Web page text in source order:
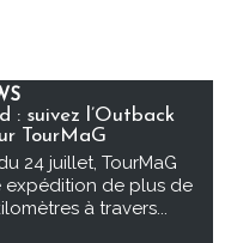
: suivez l’Outback
TourMaG
24 juillet, TourMaG
expédition de plus de
à travers...